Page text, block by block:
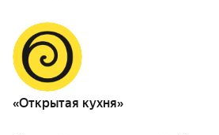
«Открытая кухня»